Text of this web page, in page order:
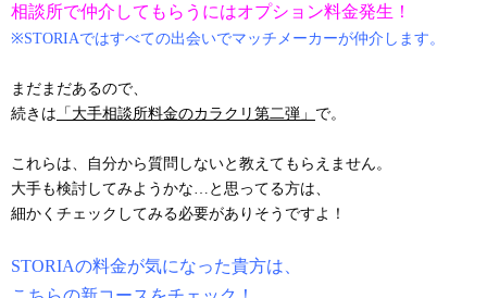
相談所で仲介してもらうにはオプション料金発生！
※STORIAではすべての出会いでマッチメーカーが仲介します。
まだまだあるので、
続きは 「大手相談所料金のカラクリ第二弾」 で。
これらは、自分から質問しないと教えてもらえません。
大手も検討してみようかな…と思ってる方は、
細かくチェックしてみる必要がありそうですよ！
STORIAの料金が気になった貴方は、